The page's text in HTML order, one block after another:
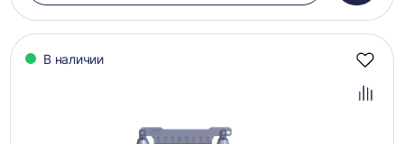
в
В наличии